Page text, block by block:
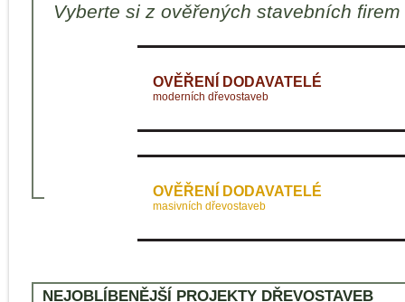
Vyberte si z ověřených stavebních firem
OVĚŘENÍ DODAVATELÉ
moderních dřevostaveb
OVĚŘENÍ DODAVATELÉ
masivních dřevostaveb
NEJOBLÍBENĚJŠÍ PROJEKTY DŘEVOSTAVEB